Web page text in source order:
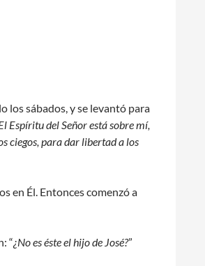
los sábados, y se levantó para
Espíritu del Señor está sobre mí,
ciegos, para dar libertad a los
en Él. Entonces comenzó a
“¿No es éste el hijo de José?”